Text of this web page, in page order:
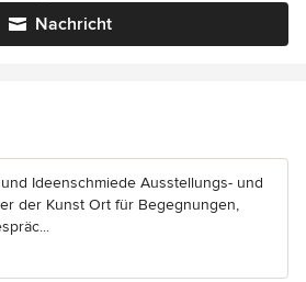
Nachricht
Ideenschmiede Ausstellungs- und
der Kunst Ort für Begegnungen,